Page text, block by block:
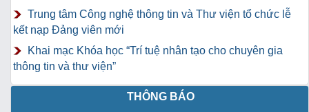
Trung tâm Công nghệ thông tin và Thư viện tổ chức lễ
kết nạp Đảng viên mới
Khai mạc Khóa học “Trí tuệ nhân tạo cho chuyên gia
thông tin và thư viện”
THÔNG BÁO